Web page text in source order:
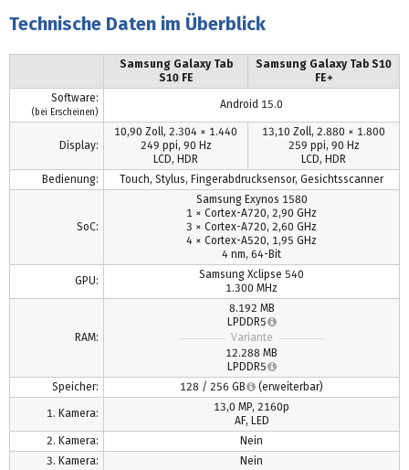
Technische Daten im Überblick
Samsung Galaxy Tab
S10 FE
Samsung Galaxy Tab S10
FE+
Software:
(bei Erscheinen)
Android 15.0
Display:
10,90 Zoll, 2.304 × 1.440
249 ppi, 90 Hz
LCD, HDR
13,10 Zoll, 2.880 × 1.800
259 ppi, 90 Hz
LCD, HDR
Bedienung:
Touch, Stylus, Fingerabdrucksensor, Gesichtsscanner
SoC:
Samsung Exynos 1580
1 × Cortex-A720, 2,90 GHz
3 × Cortex-A720, 2,60 GHz
4 × Cortex-A520, 1,95 GHz
4 nm, 64-Bit
GPU:
Samsung Xclipse 540
1.300 MHz
RAM:
8.192 MB
LPDDR5
Variante
12.288 MB
LPDDR5
Speicher:
128 / 256 GB (erweiterbar)
1. Kamera:
13,0 MP, 2160p
AF, LED
2. Kamera:
Nein
3. Kamera:
Nein